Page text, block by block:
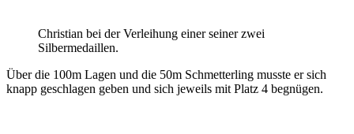
Christian bei der Verleihung einer seiner zwei
Silbermedaillen.
Über die 100m Lagen und die 50m Schmetterling musste er sich
knapp geschlagen geben und sich jeweils mit Platz 4 begnügen.